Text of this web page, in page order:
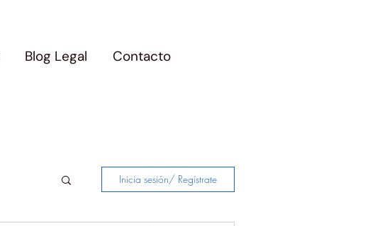
Blog Legal Contacto
Inicia sesión/ Regístrate